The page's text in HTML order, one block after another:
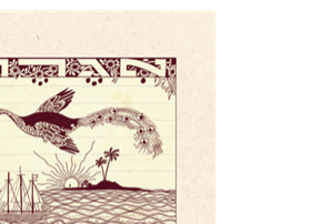
יעל דר דוד אסף